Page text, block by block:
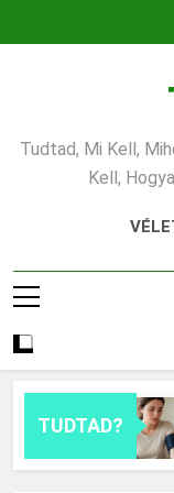
Tudtad, Mi Kell,
Kell,
TUDTAD?